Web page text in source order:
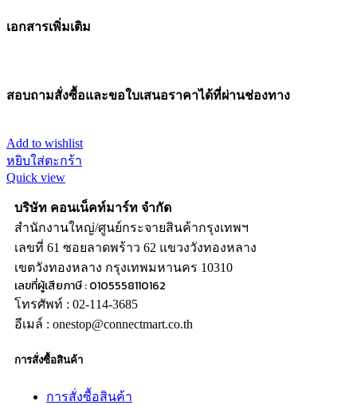
เอกสารเพิ่มเติม
สอบถามสั่งซื้อและขอใบเสนอราคาได้ที่ผ่านช่องทาง
Add to wishlist
หยิบใส่ตะกร้า
Quick view
บริษัท คอนเน็คท์มาร์ท จำกัด
สำนักงานใหญ่/ศูนย์กระจายสินค้ากรุงเทพฯ
เลขที่ 61 ซอยลาดพร้าว 62 แขวงวังทองหลาง
เขตวังทองหลาง กรุงเทพมหานคร 10310
เลขที่ผู้เสียภาษี : 0105558110162
โทรศัพท์ : 02-114-3685
อีเมล์ : onestop@connectmart.co.th
การสั่งซื้อสินค้า
การสั่งซื้อสินค้า